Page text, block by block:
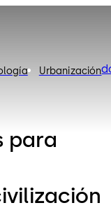
Urbanización
para